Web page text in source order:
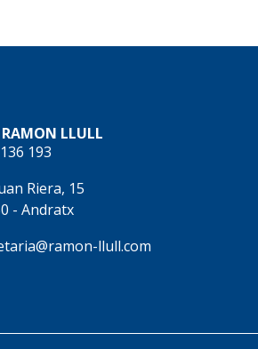
RAMON LLULL
193
Riera, 15
- Andratx
llull.com